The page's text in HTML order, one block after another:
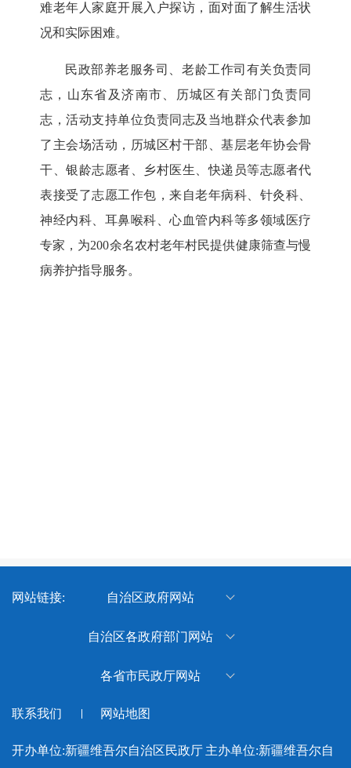
难老年人家庭开展入户探访，面对面了解生活状
况和实际困难。
民政部养老服务司、老龄工作司有关负责同
志，山东省及济南市、历城区有关部门负责同
志，活动支持单位负责同志及当地群众代表参加
了主会场活动，历城区村干部、基层老年协会骨
干、银龄志愿者、乡村医生、快递员等志愿者代
表接受了志愿工作包，来自老年病科、针灸科、
神经内科、耳鼻喉科、心血管内科等多领域医疗
专家，为200余名农村老年村民提供健康筛查与慢
病养护指导服务。
网站链接: 自治区政府网站
新疆维吾尔自治区人民政府
自治区各政府部门网站
新疆维吾尔自治区体育局
务厅
新疆维吾尔自治区水利厅
各省市民政厅网站
北京市民政局
联系我们 网站地图
开办单位:新疆维吾尔自治区民政厅 主办单位:新疆维吾尔自